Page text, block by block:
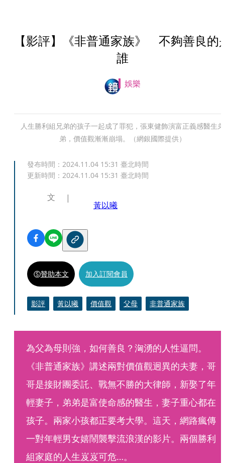
【影評】《非普通家族》 不夠善良的
誰
娛樂
人生勝利組兄弟的孩子一起成了罪犯，張東健飾演富正義感醫生弟
弟，價值觀漸漸崩塌。（網銀國際提供）
發布時間： 2024.11.04 15:31 臺北時間
更新時間： 2024.11.04 15:31 臺北時間
文
黃以曦
贊助本文 加入訂閱會員
影評 黃以曦 價值觀 父母 非普通家族
為父為母則強，如何善良？洶湧的人性逼問。
《非普通家族》講述兩對價值觀迥異的夫妻，哥
哥是接財團委託、戰無不勝的大律師，新娶了年
輕妻子，弟弟是富使命感的醫生，妻子重心都在
孩子。兩家小孩都正要考大學。這天，網路瘋傳
一對年輕男女嬉鬧襲擊流浪漢的影片。兩個勝利
組家庭的人生岌岌可危…。